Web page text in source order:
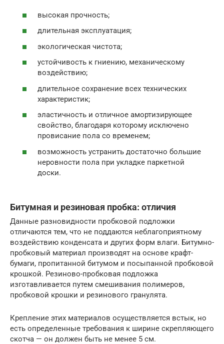
высокая прочность;
длительная эксплуатация;
экологическая чистота;
устойчивость к гниению, механическому
воздействию;
длительное сохранение всех технических
характеристик;
эластичность и отличное амортизирующее
свойство, благодаря которому исключено
провисание пола со временем;
возможность устранить достаточно большие
неровности пола при укладке паркетной
доски.
Битумная и резиновая пробка: отличия
Данные разновидности пробковой подложки
отличаются тем, что не поддаются неблагоприятному
воздействию конденсата и других форм влаги. Битумно-
пробковый материал производят на основе крафт-
бумаги, пропитанной битумом и посыпанной пробковой
крошкой. Резиново-пробковая подложка
изготавливается путем смешивания полимеров,
пробковой крошки и резинового гранулята.
Крепление этих материалов осуществляется встык, но
есть определенные требования к ширине скрепляющего
скотча — он должен быть не менее 5 см.